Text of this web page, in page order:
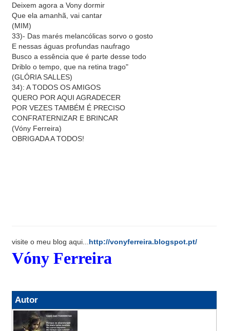
Deixem agora a Vony dormir
Que ela amanhã, vai cantar
(MIM)
33)- Das marés melancólicas sorvo o gosto
E nessas águas profundas naufrago
Busco a essência que é parte desse todo
Driblo o tempo, que na retina trago"
(GLÓRIA SALLES)
34): A TODOS OS AMIGOS
QUERO POR AQUI AGRADECER
POR VEZES TAMBÉM É PRECISO
CONFRATERNIZAR E BRINCAR
(Vóny Ferreira)
OBRIGADA A TODOS!
visite o meu blog aqui... http://vonyferreira.blogspot.pt/
Vóny Ferreira
Autor